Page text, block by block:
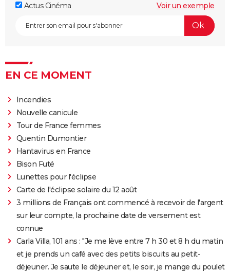
Actus Cinéma
Voir un exemple
EN CE MOMENT
Incendies
Nouvelle canicule
Tour de France femmes
Quentin Dumontier
Hantavirus en France
Bison Futé
Lunettes pour l'éclipse
Carte de l'éclipse solaire du 12 août
3 millions de Français ont commencé à recevoir de l'argent
sur leur compte, la prochaine date de versement est
connue
Carla Villa, 101 ans : "Je me lève entre 7 h 30 et 8 h du matin
et je prends un café avec des petits biscuits au petit-
déjeuner. Je saute le déjeuner et, le soir, je mange du poulet